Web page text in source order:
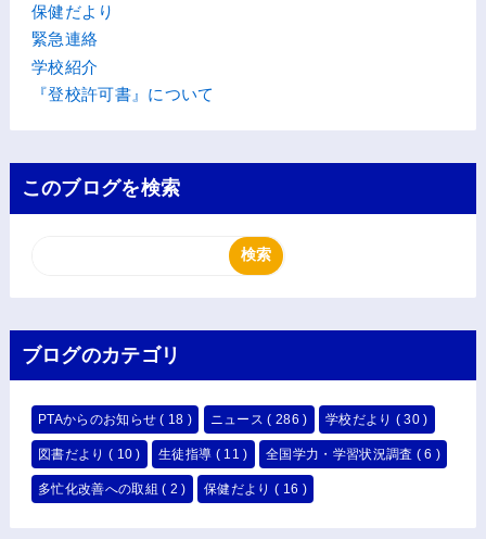
保健だより
緊急連絡
学校紹介
『登校許可書』について
このブログを検索
ブログのカテゴリ
PTAからのお知らせ( 18 ) ニュース( 286 ) 学校だより ( 30 )
図書だより ( 10 ) 生徒指導 ( 11 ) 全国学力・学習状況調査 ( 6 )
多忙化改善への取組( 2 ) 保健だより( 16 )